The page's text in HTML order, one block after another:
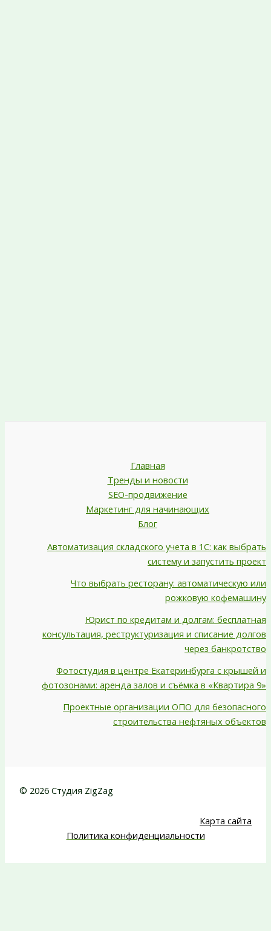
Главная
Тренды и новости
SEO-продвижение
Маркетинг для начинающих
Блог
Автоматизация складского учета в 1С: как выбрать
систему и запустить проект
Что выбрать ресторану: автоматическую или
рожковую кофемашину
Юрист по кредитам и долгам: бесплатная
консультация, реструктуризация и списание долгов
через банкротство
Фотостудия в центре Екатеринбурга с крышей и
фотозонами: аренда залов и съёмка в «Квартира 9»
Проектные организации ОПО для безопасного
строительства нефтяных объектов
© 2026 Студия ZigZag
Карта сайта
Политика конфиденциальности